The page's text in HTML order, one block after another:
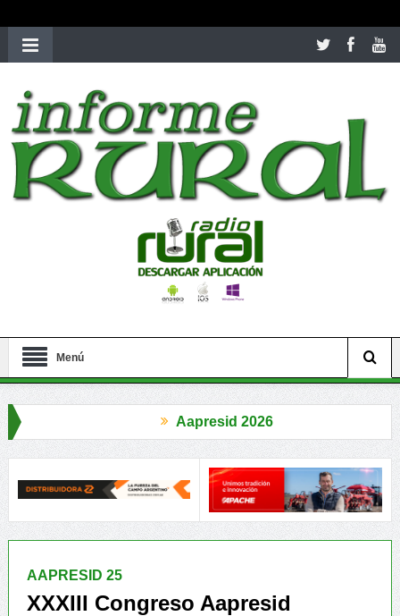
richardmillereplica
women.patekphilippe.tofor sale in usa recognized command with
dining room table ceremony. welcome to our
perfectwatches.is
shop. bestyoungsexdoll.comwith professional customer
services. 1: 1 design high https://reallydiamond.com/
Menú
El Congreso se palpitó en el BCR Agtech Forum Reglas de
AAPRESID 25
XXXIII Congreso Aapresid